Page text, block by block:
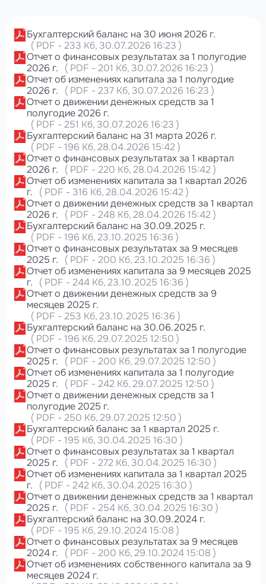
Бухгалтерский баланс на 30 июня 2026 г.
( PDF - 233 Кб, 30.07.2026 16:23 )
Отчет о финансовых результатах за 1 полугодие
2026 г.
( PDF - 201 Кб, 30.07.2026 16:23 )
Отчет об изменениях капитала за 1 полугодие
2026 г.
( PDF - 237 Кб, 30.07.2026 16:23 )
Отчет о движении денежных средств за 1
полугодие 2026 г.
( PDF - 251 Кб, 30.07.2026 16:23 )
Бухгалтерский баланс на 31 марта 2026 г.
( PDF - 196 Кб, 28.04.2026 15:42 )
Отчет о финансовых результатах за 1 квартал
2026 г.
( PDF - 220 Кб, 28.04.2026 15:42 )
Отчет об изменениях капитала за 1 квартал 2026
г.
( PDF - 316 Кб, 28.04.2026 15:42 )
Отчет о движении денежных средств за 1 квартал
2026 г.
( PDF - 248 Кб, 28.04.2026 15:42 )
Бухгалтерский баланс на 30.09.2025 г.
( PDF - 196 Кб, 23.10.2025 16:36 )
Отчет о финансовых результатах за 9 месяцев
2025 г.
( PDF - 200 Кб, 23.10.2025 16:36 )
Отчет об изменениях капитала за 9 месяцев 2025
г.
( PDF - 244 Кб, 23.10.2025 16:36 )
Отчет о движении денежных средств за 9
месяцев 2025 г.
( PDF - 253 Кб, 23.10.2025 16:36 )
Бухгалтерский баланс на 30.06.2025 г.
( PDF - 196 Кб, 29.07.2025 12:50 )
Отчет о финансовых результатах за 1 полугодие
2025 г.
( PDF - 200 Кб, 29.07.2025 12:50 )
Отчет об изменениях капитала за 1 полугодие
2025 г.
( PDF - 242 Кб, 29.07.2025 12:50 )
Отчет о движении денежных средств за 1
полугодие 2025 г.
( PDF - 250 Кб, 29.07.2025 12:50 )
Бухгалтерский баланс за 1 квартал 2025 г.
( PDF - 195 Кб, 30.04.2025 16:30 )
Отчет о финансовых результатах за 1 квартал
2025 г.
( PDF - 272 Кб, 30.04.2025 16:30 )
Отчет об изменениях капитала за 1 квартал 2025
г.
( PDF - 242 Кб, 30.04.2025 16:30 )
Отчет о движении денежных средств за 1 квартал
2025 г.
( PDF - 254 Кб, 30.04.2025 16:30 )
Бухгалтерский баланс на 30.09.2024 г.
( PDF - 195 Кб, 29.10.2024 15:08 )
Отчет о финансовых результатах за 9 месяцев
2024 г.
( PDF - 200 Кб, 29.10.2024 15:08 )
Отчет об изменениях собственного капитала за 9
месяцев 2024 г.